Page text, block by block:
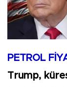
PETROL
Trump,